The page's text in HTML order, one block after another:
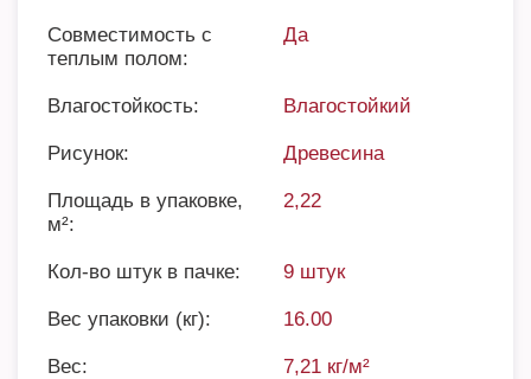
Совместимость с
теплым полом:
Да
Влагостойкость: Влагостойкий
Рисунок: Древесина
Площадь в упаковке,
м²:
2,22
Кол-во штук в пачке: 9 штук
Вес упаковки (кг): 16.00
Вес: 7,21 кг/м²